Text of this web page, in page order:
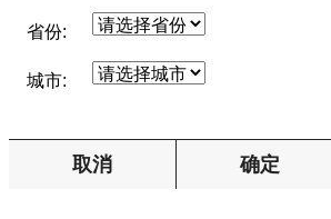
省份:
城市:
取消 确定